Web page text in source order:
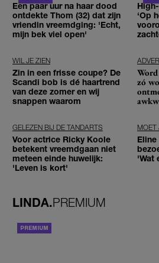
Een paar uur na haar dood
ontdekte Thom (32) dat zijn
vriendin vreemdging: 'Echt,
mijn bek viel open'
‘Op
WIL JE ZIEN
Zin in een frisse coupe? De
Scandi bob is dé haartrend
van deze zomer en wij
snappen waarom
Word
zó
GELEZEN BIJ DE TANDARTS
Voor actrice Ricky Koole
betekent vreemdgaan niet
meteen einde huwelijk:
'Leven is kort'
MOET
'Wat
LINDA.PREMIUM